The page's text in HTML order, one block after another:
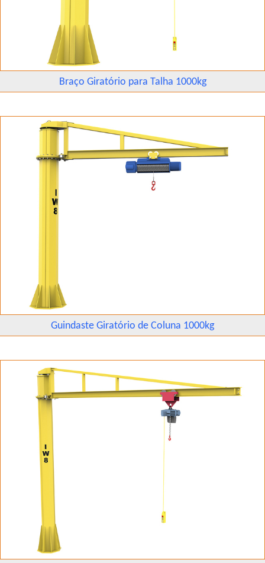
Braço Giratório para Talha 1000kg
Guindaste Giratório de Coluna 1000kg